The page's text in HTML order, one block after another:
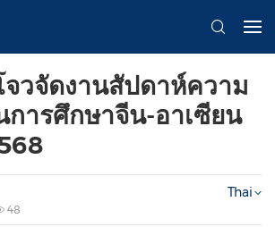
วจัดงานสัปดาห์ความ
ารศึกษาจีน-อาเซียน
48
Thai